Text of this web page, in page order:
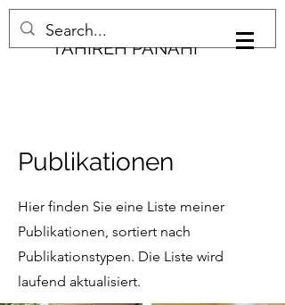
TAHIREH PANAHI
Publikationen
Hier finden Sie eine Liste meiner
Publikationen, sortiert nach
Publikationstypen. Die Liste wird
laufend aktualisiert.